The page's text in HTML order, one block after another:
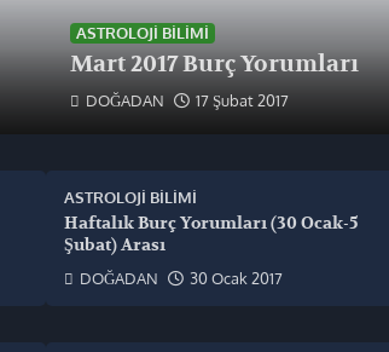
ASTROLOJI BILIMI
Mart 2017 Burç Yorumları
DOĞADAN 17 Şubat 2017
ASTROLOJI BILIMI
Haftalık Burç Yorumları (30 Ocak-5
Şubat) Arası
DOĞADAN 30 Ocak 2017